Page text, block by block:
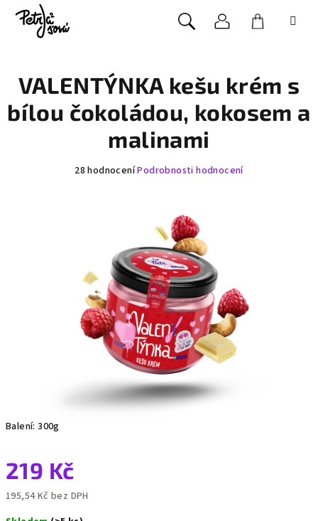
Přejít
PřihlášeníNákupní
Balení: 300g
219 Kč
195,54 Kč bez DPH
VALENTÝNKA kešu krém s
bílou čokoládou, kokosem a
malinami
Průměrné
hvězdiček.
28 hodnoceníPodrobnosti hodnocení